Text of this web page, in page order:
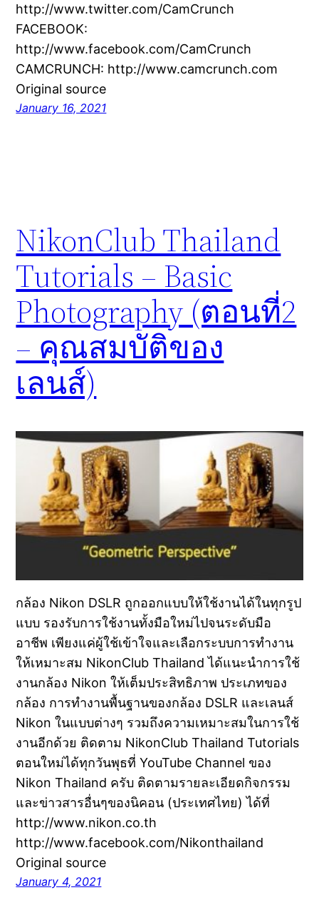
http://www.twitter.com/CamCrunch
FACEBOOK:
http://www.facebook.com/CamCrunch
CAMCRUNCH: http://www.camcrunch.com
Original source
January 16, 2021
NikonClub Thailand
Tutorials – Basic
Photography (ตอนที่2
– คุณสมบัติของ
เลนส์)
กล้อง Nikon DSLR ถูกออกแบบให้ใช้งานได้ในทุกรูป
แบบ รองรับการใช้งานทั้งมือใหม่ไปจนระดับมือ
อาชีพ เพียงแค่ผู้ใช้เข้าใจและเลือกระบบการทำงาน
ให้เหมาะสม NikonClub Thailand ได้แนะนำการใช้
งานกล้อง Nikon ให้เต็มประสิทธิภาพ ประเภทของ
กล้อง การทำงานพื้นฐานของกล้อง DSLR และเลนส์
Nikon ในแบบต่างๆ รวมถึงความเหมาะสมในการใช้
งานอีกด้วย ติดตาม NikonClub Thailand Tutorials
ตอนใหม่ได้ทุกวันพุธที่ YouTube Channel ของ
Nikon Thailand ครับ ติดตามรายละเอียดกิจกรรม
และข่าวสารอื่นๆของนิคอน (ประเทศไทย) ได้ที่
http://www.nikon.co.th
http://www.facebook.com/Nikonthailand
Original source
January 4, 2021